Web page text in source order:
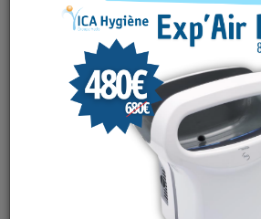
produits et matériels
votre région